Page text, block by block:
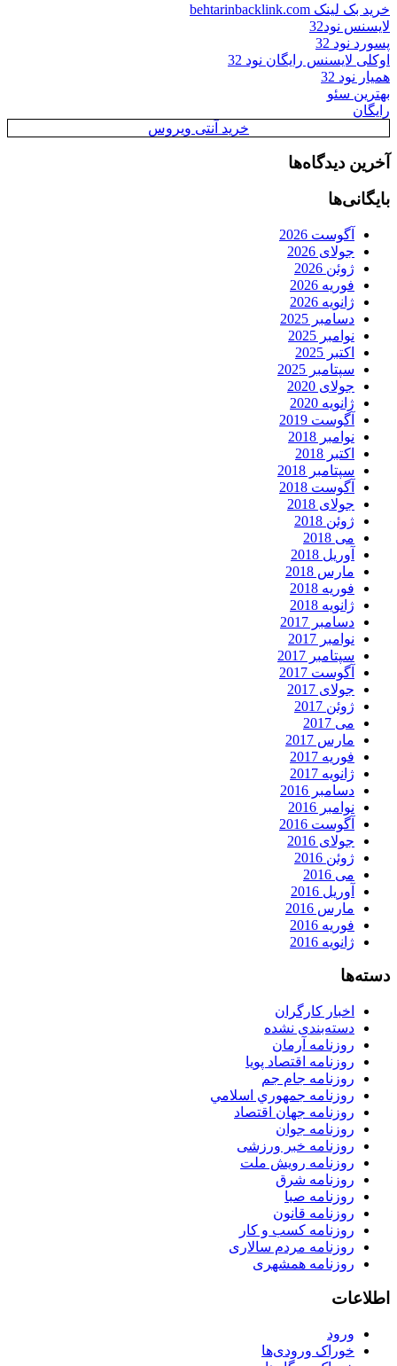
خرید بک لینک behtarinbacklink.com
لایسنس نود32
پسورد نود 32
اوکلی لایسنس رایگان نود 32
همیار نود 32
بهترین سئو
رایگان
خرید آنتی ویروس
آخرین دیدگاه‌ها
بایگانی‌ها
آگوست 2026
جولای 2026
ژوئن 2026
فوریه 2026
ژانویه 2026
دسامبر 2025
نوامبر 2025
اکتبر 2025
سپتامبر 2025
جولای 2020
ژانویه 2020
آگوست 2019
نوامبر 2018
اکتبر 2018
سپتامبر 2018
آگوست 2018
جولای 2018
ژوئن 2018
می 2018
آوریل 2018
مارس 2018
فوریه 2018
ژانویه 2018
دسامبر 2017
نوامبر 2017
سپتامبر 2017
آگوست 2017
جولای 2017
ژوئن 2017
می 2017
مارس 2017
فوریه 2017
ژانویه 2017
دسامبر 2016
نوامبر 2016
آگوست 2016
جولای 2016
ژوئن 2016
می 2016
آوریل 2016
مارس 2016
فوریه 2016
ژانویه 2016
دسته‌ها
اخبار کارگران
دسته‌بندی نشده
روزنامه آرمان
روزنامه اقتصاد پویا
روزنامه جام جم
روزنامه جمهوري اسلامي
روزنامه جهان اقتصاد
روزنامه جوان
روزنامه خبر ورزشى
روزنامه رویش ملت
روزنامه شرق
روزنامه صبا
روزنامه قانون
روزنامه كسب و كار
روزنامه مردم سالاری
روزنامه همشهری
اطلاعات
ورود
خوراک ورودی‌ها